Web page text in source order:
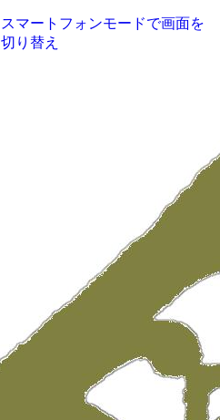
スマートフォンモードで画面を
切り替え